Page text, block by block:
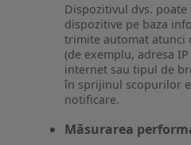
Dispozitivul dvs.
dispozitive pe baza
trimite automat atunci
(de exemplu, adresa
internet sau tipul de
în sprijinul scopurilor
notificare.
Măsurarea